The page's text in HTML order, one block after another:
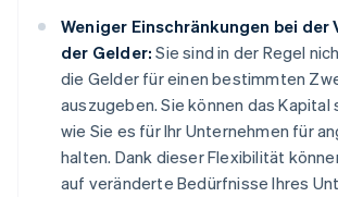
Weniger Einschränkungen bei der
der Gelder: Sie sind in der Regel
die Gelder für einen bestimmten
auszugeben. Sie können das Kapital
wie Sie es für Ihr Unternehmen für
halten. Dank dieser Flexibilität
auf veränderte Bedürfnisse Ihres